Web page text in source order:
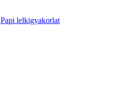
Papi lelkigyakorlat